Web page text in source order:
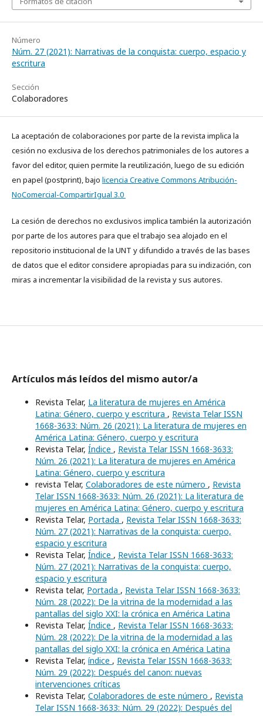
Número
Núm. 27 (2021): Narrativas de la conquista: cuerpo, espacio y
escritura
Sección
Colaboradores
La aceptación de colaboraciones por parte de la revista implica la
cesión no exclusiva de los derechos patrimoniales de los autores a
favor del editor, quien permite la reutilización, luego de su edición
en papel (postprint), bajo licencia Creative Commons Atribución-
NoComercial-CompartirIgual 3.0
La cesión de derechos no exclusivos implica también la autorización
por parte de los autores para que el trabajo sea alojado en el
repositorio institucional de la UNT y difundido a través de las bases
de datos que el editor considere apropiadas para su indización, con
miras a incrementar la visibilidad de la revista y sus autores.
Artículos más leídos del mismo autor/a
Revista Telar, La literatura de mujeres en América
Latina: Género, cuerpo y escritura , Revista Telar ISSN
1668-3633: Núm. 26 (2021): La literatura de mujeres en
América Latina: Género, cuerpo y escritura
Revista Telar, Índice , Revista Telar ISSN 1668-3633:
Núm. 26 (2021): La literatura de mujeres en América
Latina: Género, cuerpo y escritura
revista Telar, Colaboradores de este número , Revista
Telar ISSN 1668-3633: Núm. 26 (2021): La literatura de
mujeres en América Latina: Género, cuerpo y escritura
Revista Telar, Portada , Revista Telar ISSN 1668-3633:
Núm. 27 (2021): Narrativas de la conquista: cuerpo,
espacio y escritura
Revista Telar, Índice , Revista Telar ISSN 1668-3633:
Núm. 27 (2021): Narrativas de la conquista: cuerpo,
espacio y escritura
Revista telar, Portada , Revista Telar ISSN 1668-3633:
Núm. 28 (2022): De la vitrina de la modernidad a las
pantallas del siglo XXI: la crónica en América Latina
Revista Telar, Índice , Revista Telar ISSN 1668-3633:
Núm. 28 (2022): De la vitrina de la modernidad a las
pantallas del siglo XXI: la crónica en América Latina
Revista Telar, índice , Revista Telar ISSN 1668-3633:
Núm. 29 (2022): Después del canon: nuevas
intervenciones críticas
Revista Telar, Colaboradores de este número , Revista
Telar ISSN 1668-3633: Núm. 29 (2022): Después del